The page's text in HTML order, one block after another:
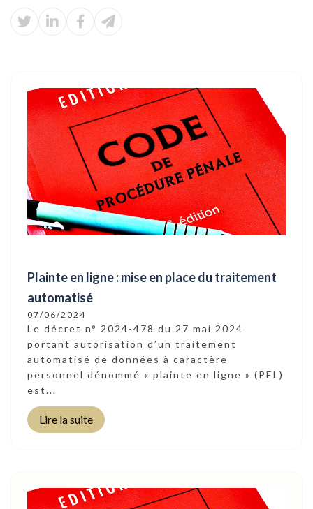
Plainte en ligne : mise en place du traitement
automatisé
07/06/2024
Le décret n° 2024-478 du 27 mai 2024
portant autorisation d’un traitement
automatisé de données à caractère
personnel dénommé « plainte en ligne » (PEL)
est...
Lire la suite